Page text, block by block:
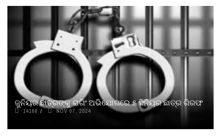
ଜୁନିୟର ଛାତ୍ରଙ୍କୁ ରାଗିଂ ଅଭିଯୋଗରେ ୫ ସିନିୟର ଛାତ୍ର ଗିରଫ
14166 NOV 07, 2024